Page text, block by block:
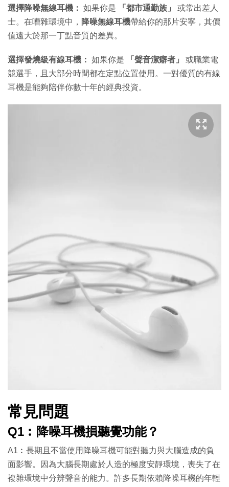
選擇降噪無線耳機： 如果你是 「都市通勤族」
或常出差人
士。在嘈雜環境中， 降噪無線耳機帶給你的那片安寧，其價
值遠大於那一丁點音質的差異。
選擇發燒級有線耳機： 如果你是 「聲音潔癖者」
或職業電
競選手，且大部分時間都在定點位置使用。一對優質的有線
耳機是能夠陪伴你數十年的經典投資。
常見問題
Q1︰降噪耳機損聽覺功能？
A1︰長期且不當使用降噪耳機可能對聽力與大腦造成的負
面影響。因為大腦長期處於人造的極度安靜環境，喪失了在
複雜環境中分辨聲音的能力。許多長期依賴降噪耳機的年輕